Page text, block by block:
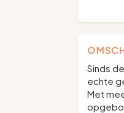
Sinds
echte
Met